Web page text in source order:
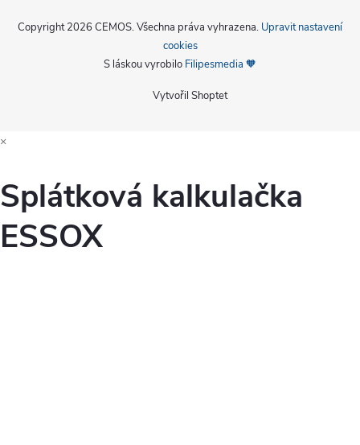
Vytvořil Shoptet
Copyright 2026 CEMOS. Všechna práva vyhrazena. Upravit nastavení
cookies
S láskou vyrobilo Filipesmedia 🧡
×
Splátková kalkulačka
ESSOX